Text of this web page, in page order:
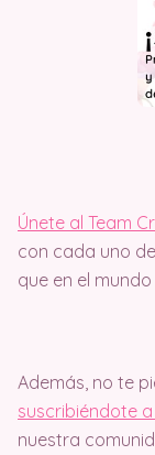
Únete al Team
con cada uno
que en el
Además, no te
suscribiéndote
nuestra